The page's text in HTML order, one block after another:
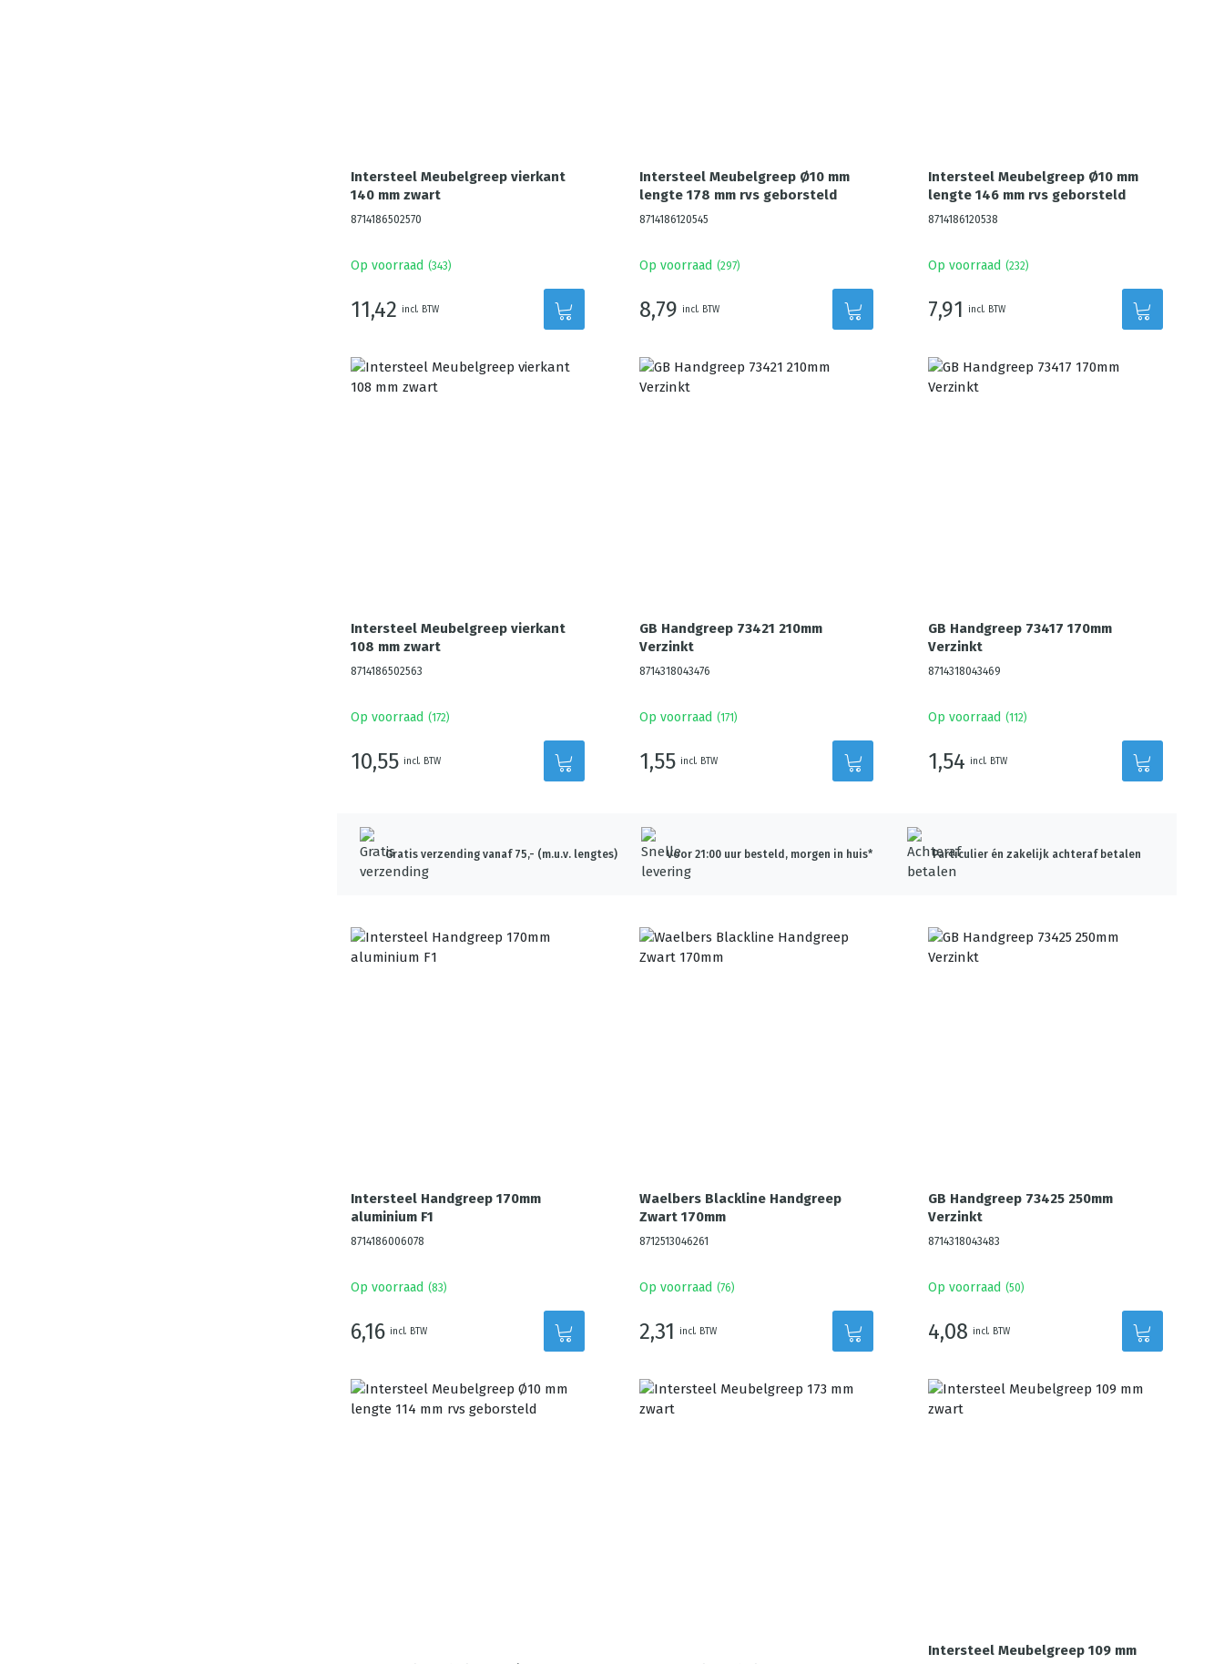
Intersteel Meubelgreep vierkant
140 mm zwart
8714186502570
Op voorraad (343)
11,42 incl. BTW
Intersteel Meubelgreep Ø10 mm
lengte 178 mm rvs geborsteld
8714186120545
Op voorraad (297)
8,79 incl. BTW
Intersteel Meubelgreep Ø10 mm
lengte 146 mm rvs geborsteld
8714186120538
Op voorraad (232)
7,91 incl. BTW
Intersteel Meubelgreep vierkant
108 mm zwart
8714186502563
Op voorraad (172)
10,55 incl. BTW
GB Handgreep 73421 210mm
Verzinkt
8714318043476
Op voorraad (171 )
1,55 incl. BTW
GB Handgreep 73417 170mm
Verzinkt
8714318043469
Op voorraad (112)
1,54 incl. BTW
Gratis verzending vanaf 75,- (m.u.v. lengtes) Voor 21:00 uur besteld, morgen in huis* Particulier én zakelijk achteraf betalen
Intersteel Handgreep 170mm
aluminium F1
8714186006078
Op voorraad (83)
6,16 incl. BTW
Waelbers Blackline Handgreep
Zwart 170mm
8712513046261
Op voorraad (76)
2,31 incl. BTW
GB Handgreep 73425 250mm
Verzinkt
8714318043483
Op voorraad (50)
4,08 incl. BTW
Intersteel Meubelgreep 109 mm